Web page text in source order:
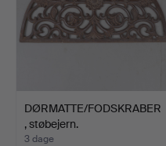
DØRMATTE/FODSKRABER
, støbejern.
3 dage